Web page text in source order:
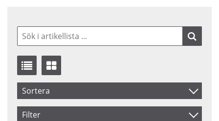
Sortera
Benämning
Filter